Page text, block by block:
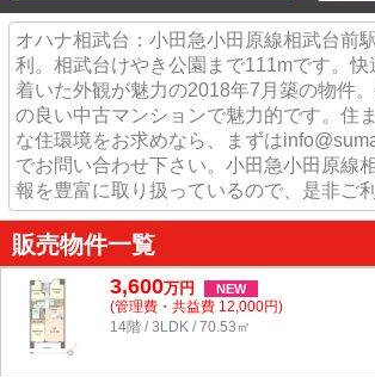
オハナ相武台：小田急小田原線相武台前
利。相武台けやき公園まで111mです。快
着いた外観が魅力の2018年7月築の物件
の良い中古マンションで魅力的です。住
な住環境をお求めなら、まずは
でお問い合わせ下さい。小田急小田原線
報を豊富に取り扱っているので、是非ご
販売物件一覧
3,600万円 NEW
(管理費・共益費 12,000円)
14階 / 3LDK / 70.53㎡